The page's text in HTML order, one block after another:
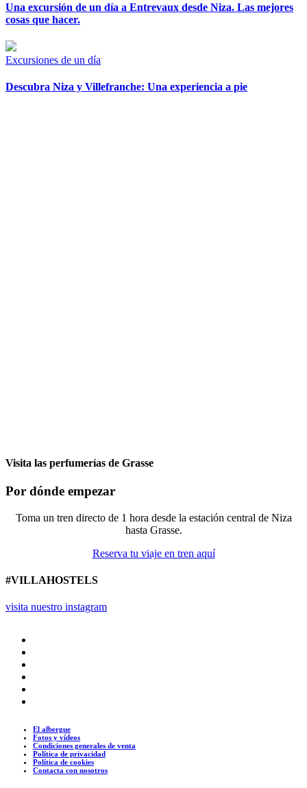
Una excursión de un día a Entrevaux desde Niza. Las mejores
cosas que hacer.
Excursiones de un día
Descubra Niza y Villefranche: Una experiencia a pie
Visita las perfumerías de Grasse
Por dónde empezar
Toma un tren directo de 1 hora desde la estación central de Niza
hasta Grasse.
Reserva tu viaje en tren aquí
#VILLAHOSTELS
visita nuestro instagram
El albergue
Fotos y vídeos
Condiciones generales de venta
Política de privacidad
Política de cookies
Contacta con nosotros